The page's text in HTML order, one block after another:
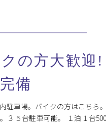
の方大歓迎!
備
駐車場。バイクの方はこちら
３５台駐車可能。 １泊１台